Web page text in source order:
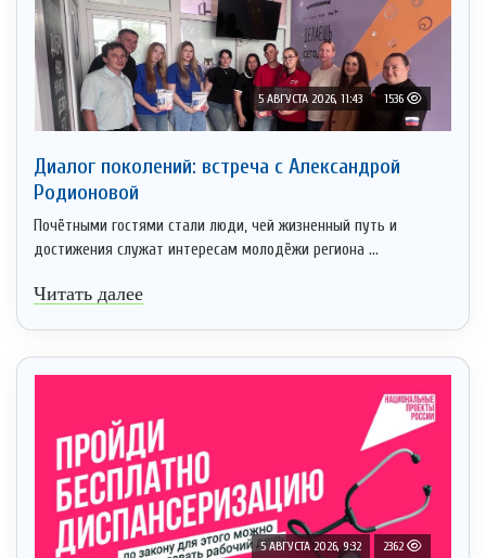
5 АВГУСТА 2026, 11:43 1536
Диалог поколений: встреча с Александрой
Родионовой
Почётными гостями стали люди, чей жизненный путь и
достижения служат интересам молодёжи региона ...
Читать далее
5 АВГУСТА 2026, 9:32 2362